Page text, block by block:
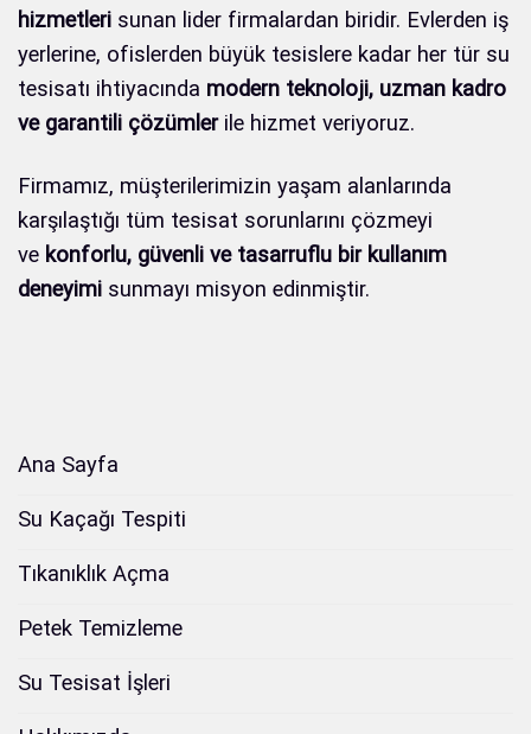
hizmetleri sunan lider firmalardan biridir. Evlerden iş
yerlerine, ofislerden büyük tesislere kadar her tür su
tesisatı ihtiyacında modern teknoloji, uzman kadro
ve garantili çözümlerile hizmet veriyoruz.
Firmamız, müşterilerimizin yaşam alanlarında
karşılaştığı tüm tesisat sorunlarını çözmeyi
ve konforlu, güvenli ve tasarruflu bir kullanım
deneyimi sunmayı misyon edinmiştir.
Ana Sayfa
Su Kaçağı Tespiti
Tıkanıklık Açma
Petek Temizleme
Su Tesisat İşleri